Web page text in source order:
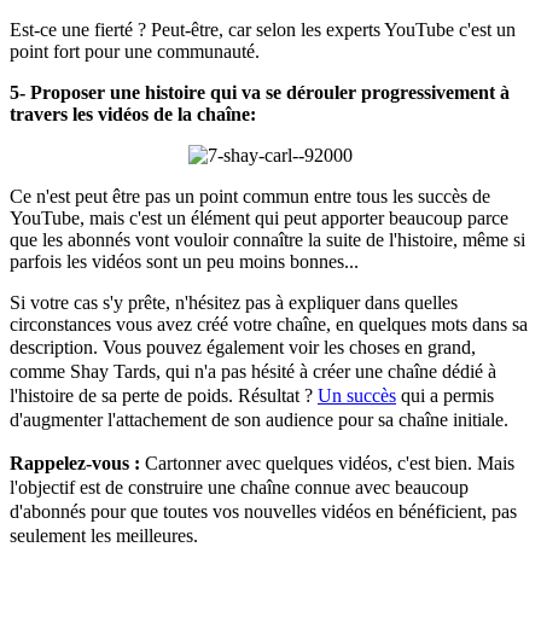
Est-ce une fierté ? Peut-être, car selon les experts YouTube c'est un
point fort pour une communauté.
5- Proposer une histoire qui va se dérouler progressivement à
travers les vidéos de la chaîne:
Ce n'est peut être pas un point commun entre tous les succès de
YouTube, mais c'est un élément qui peut apporter beaucoup parce
que les abonnés vont vouloir connaître la suite de l'histoire, même si
parfois les vidéos sont un peu moins bonnes...
Si votre cas s'y prête, n'hésitez pas à expliquer dans quelles
circonstances vous avez créé votre chaîne, en quelques mots dans sa
description. Vous pouvez également voir les choses en grand,
comme Shay Tards, qui n'a pas hésité à créer une chaîne dédié à
l'histoire de sa perte de poids. Résultat ? Un succès qui a permis
d'augmenter l'attachement de son audience pour sa chaîne initiale.
Rappelez-vous : Cartonner avec quelques vidéos, c'est bien. Mais
l'objectif est de construire une chaîne connue avec beaucoup
d'abonnés pour que toutes vos nouvelles vidéos en bénéficient, pas
seulement les meilleures.